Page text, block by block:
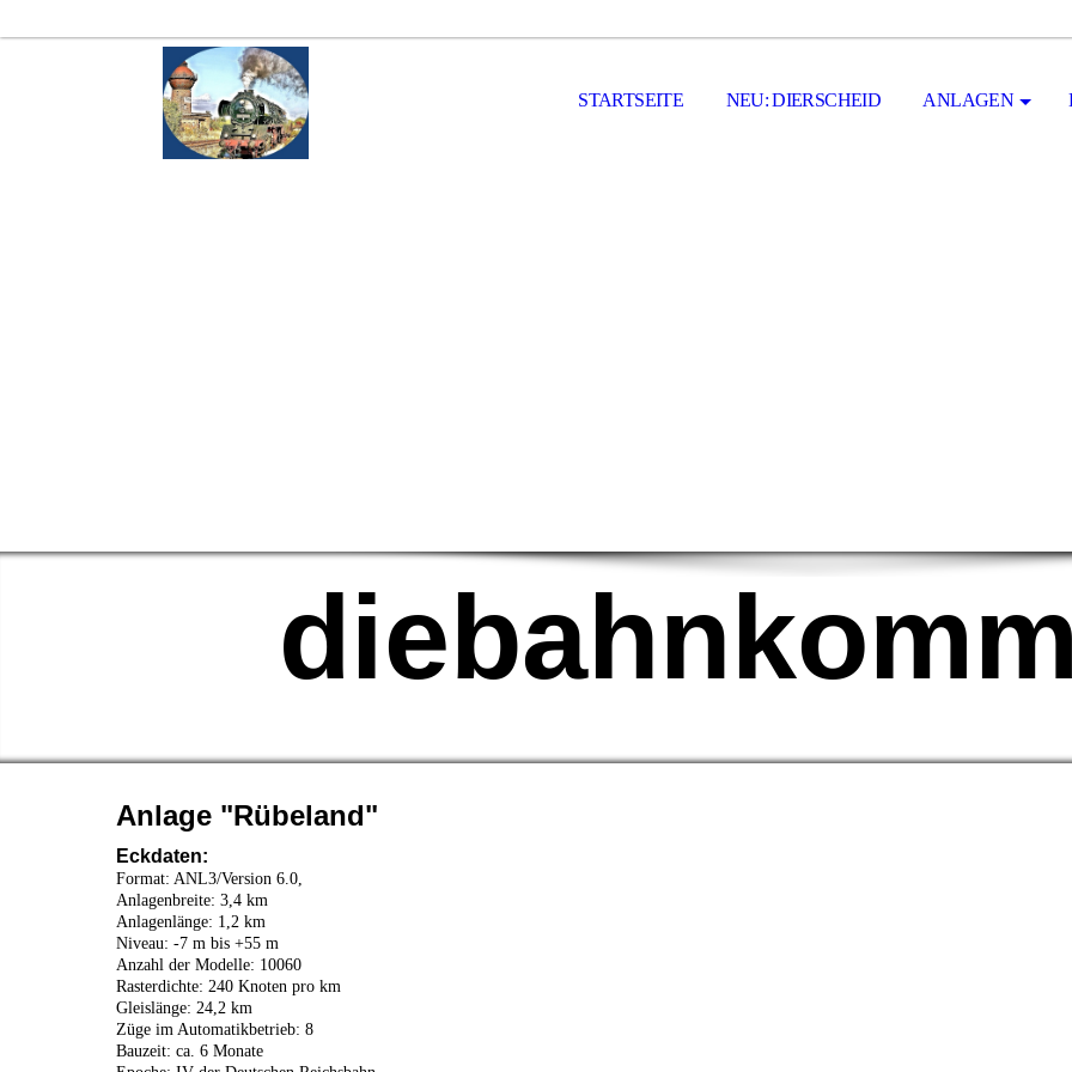
STARTSEITE NEU: DIERSCHEID ANLAGEN
Anlage "Rübeland"
Eckdaten:
Format: ANL3/Version 6.0,
Anlagenbreite: 3,4 km
Anlagenlänge: 1,2 km
Niveau: -7 m bis +55 m
Anzahl der Modelle: 10060
Rasterdichte: 240 Knoten pro km
Gleislänge: 24,2 km
Züge im Automatikbetrieb: 8
Bauzeit: ca. 6 Monate